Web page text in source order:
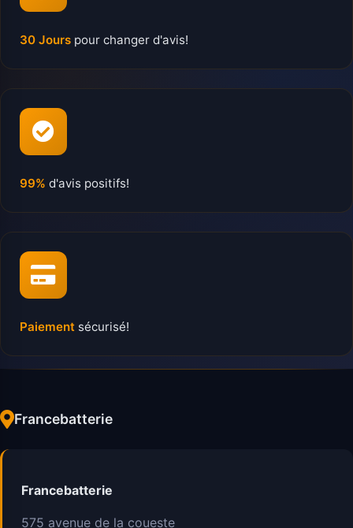
30 Jours pour changer d'avis!
99% d'avis positifs!
Paiement sécurisé!
Francebatterie
Francebatterie
575 avenue de la coueste